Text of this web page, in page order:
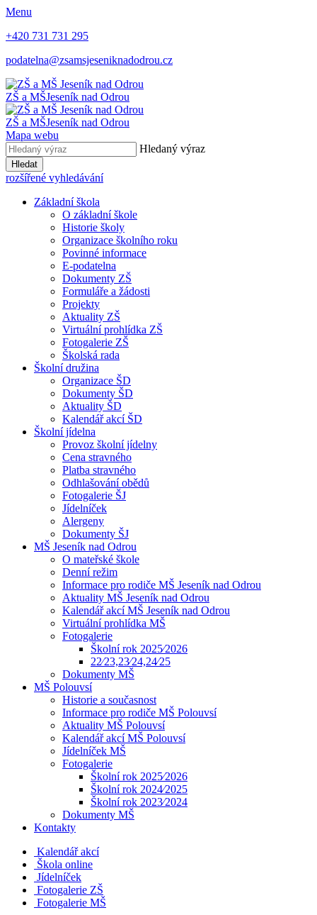
Menu
+420 731 731 295
podatelna@zsamsjeseniknadodrou.cz
ZŠ a MŠJeseník nad Odrou
ZŠ a MŠJeseník nad Odrou
Mapa webu
Hledaný výraz
Hledat
rozšířené vyhledávání
Základní škola
O základní škole
Historie školy
Organizace školního roku
Povinné informace
E-podatelna
Dokumenty ZŠ
Formuláře a žádosti
Projekty
Aktuality ZŠ
Virtuální prohlídka ZŠ
Fotogalerie ZŠ
Školská rada
Školní družina
Organizace ŠD
Dokumenty ŠD
Aktuality ŠD
Kalendář akcí ŠD
Školní jídelna
Provoz školní jídelny
Cena stravného
Platba stravného
Odhlašování obědů
Fotogalerie ŠJ
Jídelníček
Alergeny
Dokumenty ŠJ
MŠ Jeseník nad Odrou
O mateřské škole
Denní režim
Informace pro rodiče MŠ Jeseník nad Odrou
Aktuality MŠ Jeseník nad Odrou
Kalendář akcí MŠ Jeseník nad Odrou
Virtuální prohlídka MŠ
Fotogalerie
Školní rok 2025⁄2026
22⁄23,23⁄24,24⁄25
Dokumenty MŠ
MŠ Polouvsí
Historie a současnost
Informace pro rodiče MŠ Polouvsí
Aktuality MŠ Polouvsí
Kalendář akcí MŠ Polouvsí
Jídelníček MŠ
Fotogalerie
Školní rok 2025⁄2026
Školní rok 2024⁄2025
Školní rok 2023⁄2024
Dokumenty MŠ
Kontakty
Kalendář akcí
Škola online
Jídelníček
Fotogalerie ZŠ
Fotogalerie MŠ